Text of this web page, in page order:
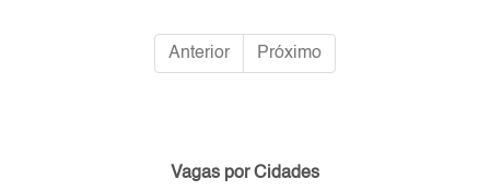
Anterior Próximo
Vagas por Cidades